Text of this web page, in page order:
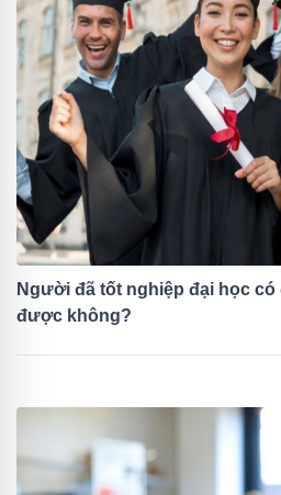
Người đã tốt nghiệp đại học
được không?